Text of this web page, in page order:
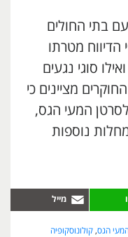
בתי החולים
הדיווח מטרתו
סוגי נגעים
מציינים כי
המעי הגס,
נוספות
הגס, קולונוסקופיה